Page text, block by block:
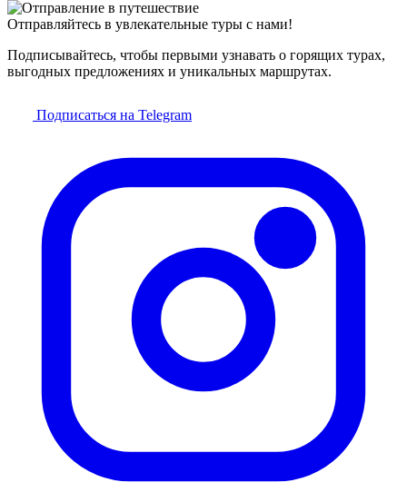
Отправляйтесь в увлекательные туры с нами!
Подписывайтесь, чтобы первыми узнавать о горящих турах,
выгодных предложениях и уникальных маршрутах.
Подписаться на Telegram